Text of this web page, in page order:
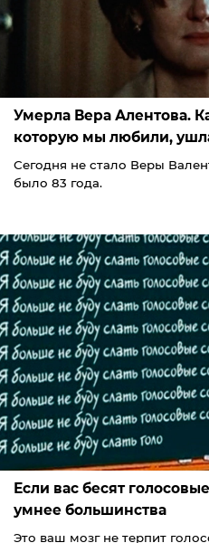
Умерла Вера Алентова.
которую мы любили,
Сегодня не стало Веры
было 83 года.
Если вас бесят
умнее большинства
Это ваш мозг не терпит